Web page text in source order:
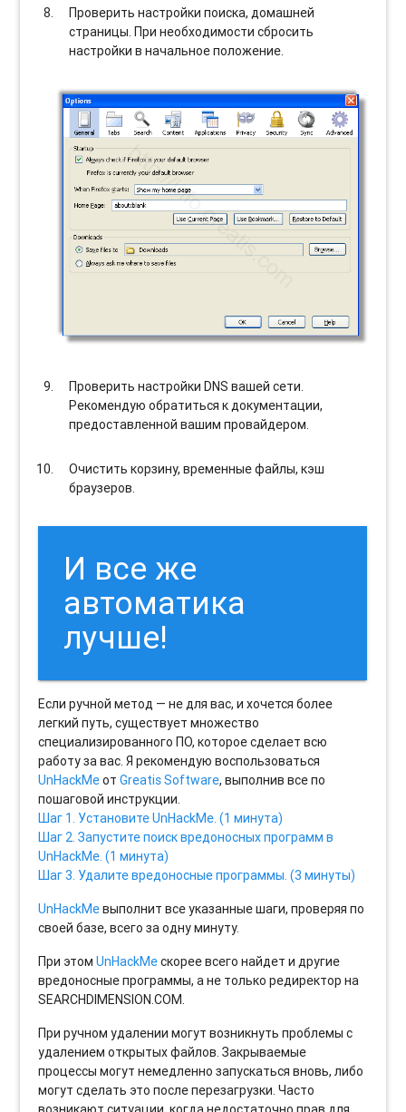
Проверить настройки поиска, домашней
страницы. При необходимости сбросить
настройки в начальное положение.
Проверить настройки DNS вашей сети.
Рекомендую обратиться к документации,
предоставленной вашим провайдером.
Очистить корзину, временные файлы, кэш
браузеров.
И все же
автоматика
лучше!
Если ручной метод — не для вас, и хочется более
легкий путь, существует множество
специализированного ПО, которое сделает всю
работу за вас. Я рекомендую воспользоваться
UnHackMeотGreatis Software, выполнив все по
пошаговой инструкции.
Шаг 1. Установите UnHackMe. (1 минута)
Шаг 2. Запустите поиск вредоносных программ в
UnHackMe. (1 минута)
Шаг 3. Удалите вредоносные программы. (3 минуты)
UnHackMeвыполнит все указанные шаги, проверяя по
своей базе, всего за одну минуту.
При этомUnHackMeскорее всего найдет и другие
вредоносные программы, а не только редиректор на
SEARCHDIMENSION.COM.
При ручном удалении могут возникнуть проблемы с
удалением открытых файлов. Закрываемые
процессы могут немедленно запускаться вновь, либо
могут сделать это после перезагрузки. Часто